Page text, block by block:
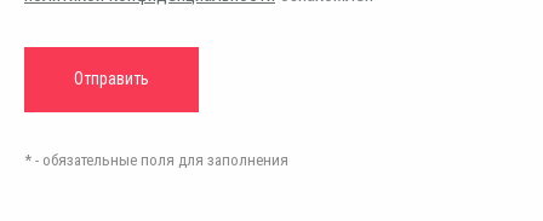
* - обязательные поля для заполнения